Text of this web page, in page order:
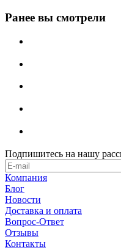
Ранее вы смотрели
Подпишитесь на нашу
Компания
Блог
Новости
Доставка и оплата
Вопрос-Ответ
Отзывы
Контакты